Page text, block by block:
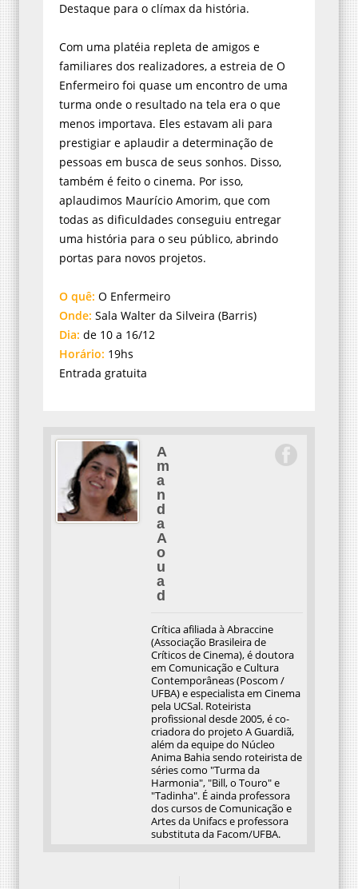
Destaque para o clímax da história.
Com uma platéia repleta de amigos e
familiares dos realizadores, a estreia de O
Enfermeiro foi quase um encontro de uma
turma onde o resultado na tela era o que
menos importava. Eles estavam ali para
prestigiar e aplaudir a determinação de
pessoas em busca de seus sonhos. Disso,
também é feito o cinema. Por isso,
aplaudimos Maurício Amorim, que com
todas as dificuldades conseguiu entregar
uma história para o seu público, abrindo
portas para novos projetos.
O quê: O Enfermeiro
Onde: Sala Walter da Silveira (Barris)
Dia: de 10 a 16/12
Horário: 19hs
Entrada gratuita
A
m
a
n
d
a
A
o
u
a
d
Crítica afiliada à Abraccine
(Associação Brasileira de
Críticos de Cinema), é doutora
em Comunicação e Cultura
Contemporâneas (Poscom /
UFBA) e especialista em Cinema
pela UCSal. Roteirista
profissional desde 2005, é co-
criadora do projeto A Guardiã,
além da equipe do Núcleo
Anima Bahia sendo roteirista de
séries como "Turma da
Harmonia", "Bill, o Touro" e
"Tadinha". É ainda professora
dos cursos de Comunicação e
Artes da Unifacs e professora
substituta da Facom/UFBA.